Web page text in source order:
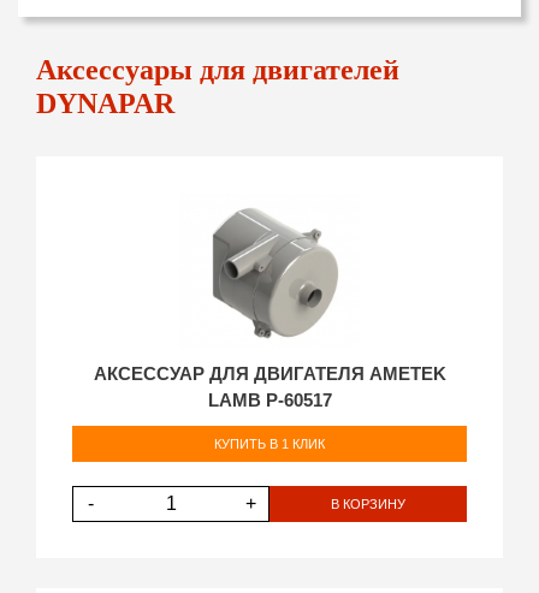
Аксессуары для двигателей
DYNAPAR
АКСЕССУАР ДЛЯ ДВИГАТЕЛЯ AMETEK
LAMB P-60517
КУПИТЬ В 1 КЛИК
- + В КОРЗИНУ